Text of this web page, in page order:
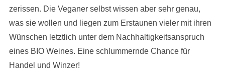
zerissen. Die Veganer selbst wissen aber sehr genau,
was sie wollen und liegen zum Erstaunen vieler mit ihren
Wünschen letztlich unter dem Nachhaltigkeitsanspruch
eines BIO Weines. Eine schlummernde Chance für
Handel und Winzer!